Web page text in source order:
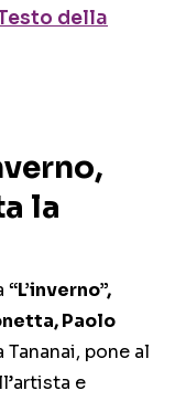
della
la
“L’inverno”,
Paolo
pone al
e